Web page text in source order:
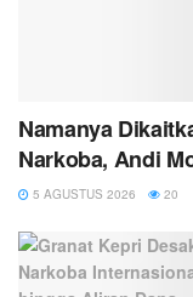
Namanya
Narkoba, Andi
5 AGUSTUS 2026 20